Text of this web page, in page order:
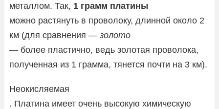
металлом. Так, 1 грамм платины
можно растянуть в проволоку, длинной около 2
км (для сравнения — золото
— более пластично, ведь золотая проволока,
полученная из 1 грамма, тянется почти на 3 км).
Неокисляемая
. Платина имеет очень высокую химическую